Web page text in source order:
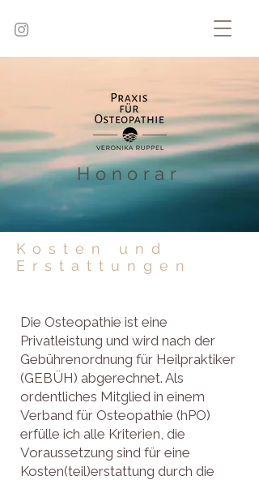
Honorar
Kosten und
Erstattungen
Die Osteopathie ist eine
Privatleistung und wird nach der
Gebührenordnung für Heilpraktiker
(GEBÜH) abgerechnet. Als
ordentliches Mitglied in einem
Verband für Osteopathie (hPO)
erfülle ich alle Kriterien, die
Voraussetzung sind für eine
Kosten(teil)erstattung durch die